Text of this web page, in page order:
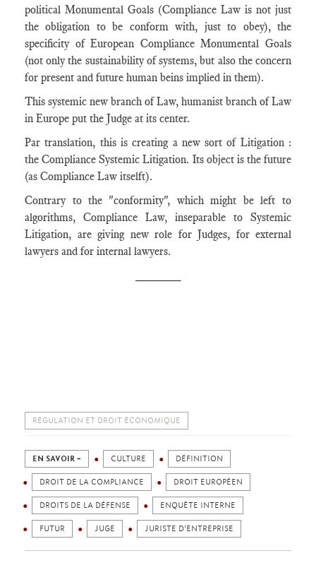
political Monumental Goals (Compliance Law is not just
the obligation to be conform with, just to obey), the
specificity of European Compliance Monumental Goals
(not only the sustainability of systems, but also the concern
for present and future human beins implied in them).
This systemic new branch of Law, humanist branch of Law
in Europe put the Judge at its center.
Par translation, this is creating a new sort of Litigation :
the Compliance Systemic Litigation. Its object is the future
(as Compliance Law itselft).
Contrary to the "conformity", which might be left to
algorithms, Compliance Law, inseparable to Systemic
Litigation, are giving new role for Judges, for external
lawyers and for internal lawyers.
RÉGULATION ET DROIT ÉCONOMIQUE
EN SAVOIR + CULTURE DÉFINITION
DROIT DE LA COMPLIANCE DROIT EUROPÉEN
DROITS DE LA DÉFENSE ENQUÊTE INTERNE
FUTUR JUGE JURISTE D'ENTREPRISE